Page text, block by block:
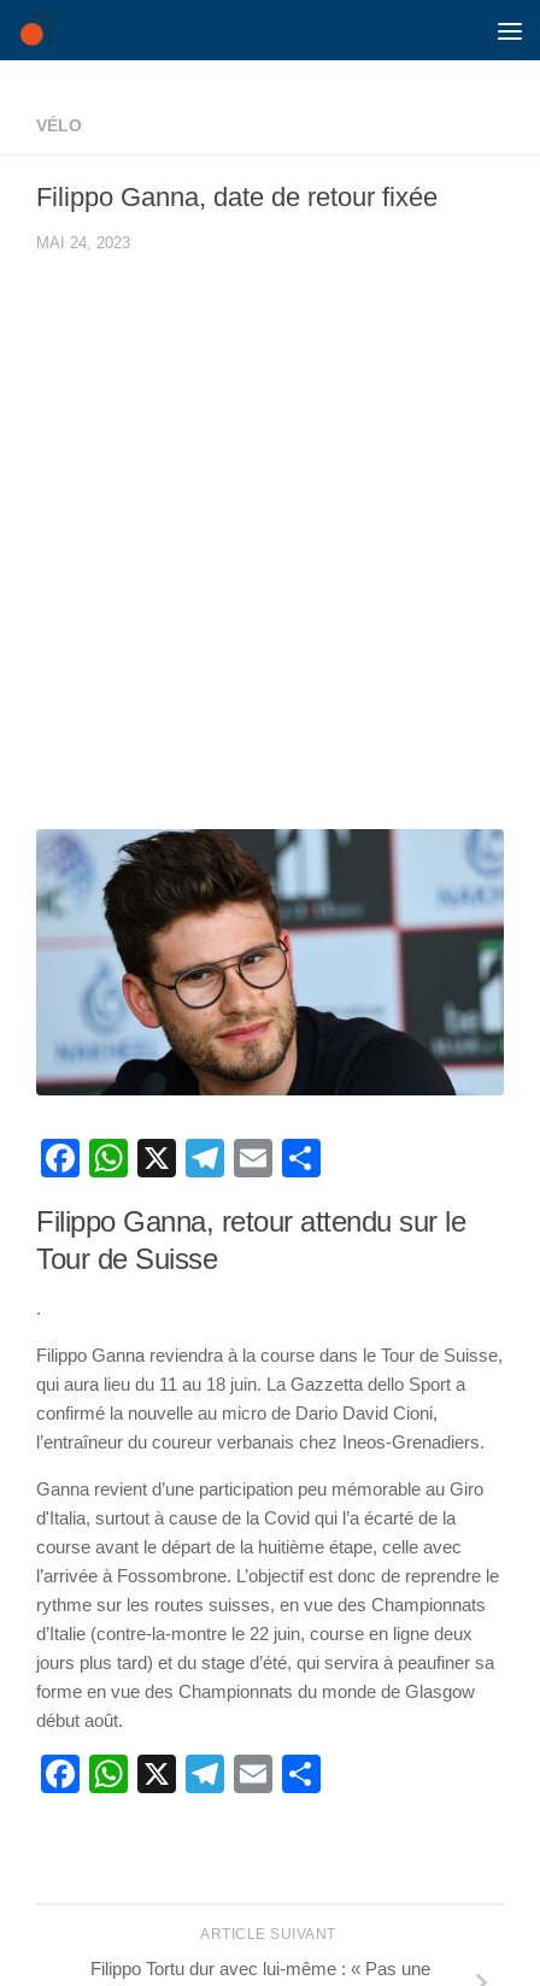
Skip to content
VÉLO
Filippo Ganna, date de retour fixée
MAI 24, 2023
Facebook
WhatsApp
X Telegram
Email
Filippo Ganna, retour attendu sur le
Tour de Suisse
.
Filippo Ganna reviendra à la course dans le Tour de Suisse,
qui aura lieu du 11 au 18 juin. La Gazzetta dello Sport a
confirmé la nouvelle au micro de Dario David Cioni,
l’entraîneur du coureur verbanais chez Ineos-Grenadiers.
Ganna revient d’une participation peu mémorable au Giro
d'Italia, surtout à cause de la Covid qui l’a écarté de la
course avant le départ de la huitième étape, celle avec
l’arrivée à Fossombrone. L’objectif est donc de reprendre le
rythme sur les routes suisses, en vue des Championnats
d’Italie (contre-la-montre le 22 juin, course en ligne deux
jours plus tard) et du stage d’été, qui servira à peaufiner sa
forme en vue des Championnats du monde de Glasgow
début août.
Facebook
WhatsApp
X Telegram
Email
ARTICLE SUIVANT
Filippo Tortu dur avec lui-même : « Pas une